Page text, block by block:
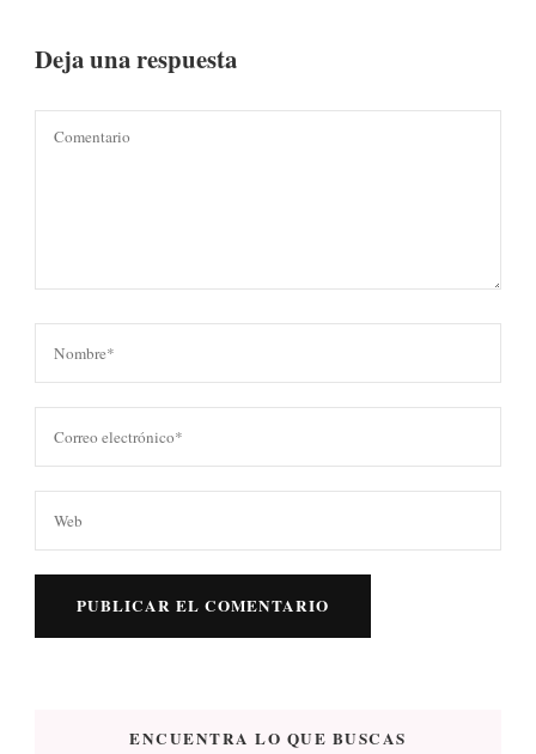
Deja una respuesta
ENCUENTRA LO QUE BUSCAS